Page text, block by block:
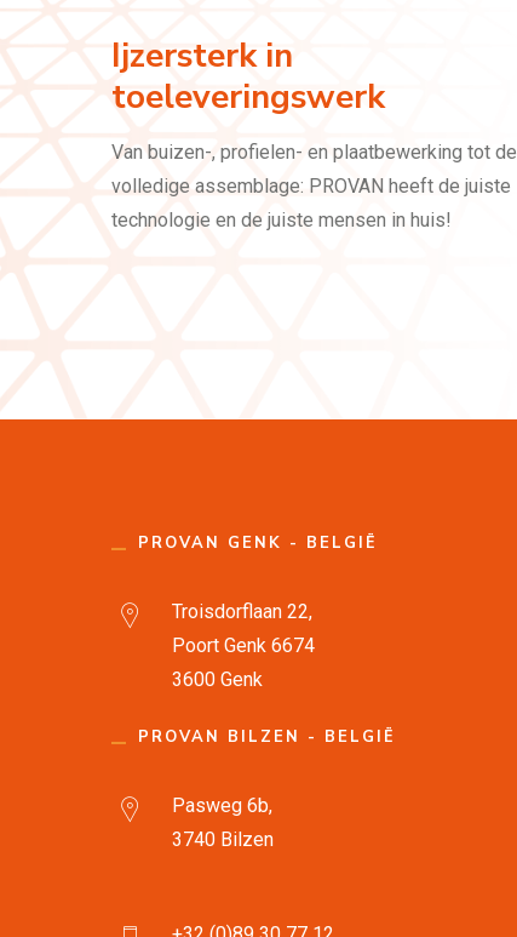
Ijzersterk in
toeleveringswerk
Van buizen-, profielen- en plaatbewerking tot de
volledige assemblage: PROVAN heeft de juiste
technologie en de juiste mensen in huis!
PROVAN GENK - BELGIË
Troisdorflaan 22,
Poort Genk 6674
3600 Genk
PROVAN BILZEN - BELGIË
Pasweg 6b,
3740 Bilzen